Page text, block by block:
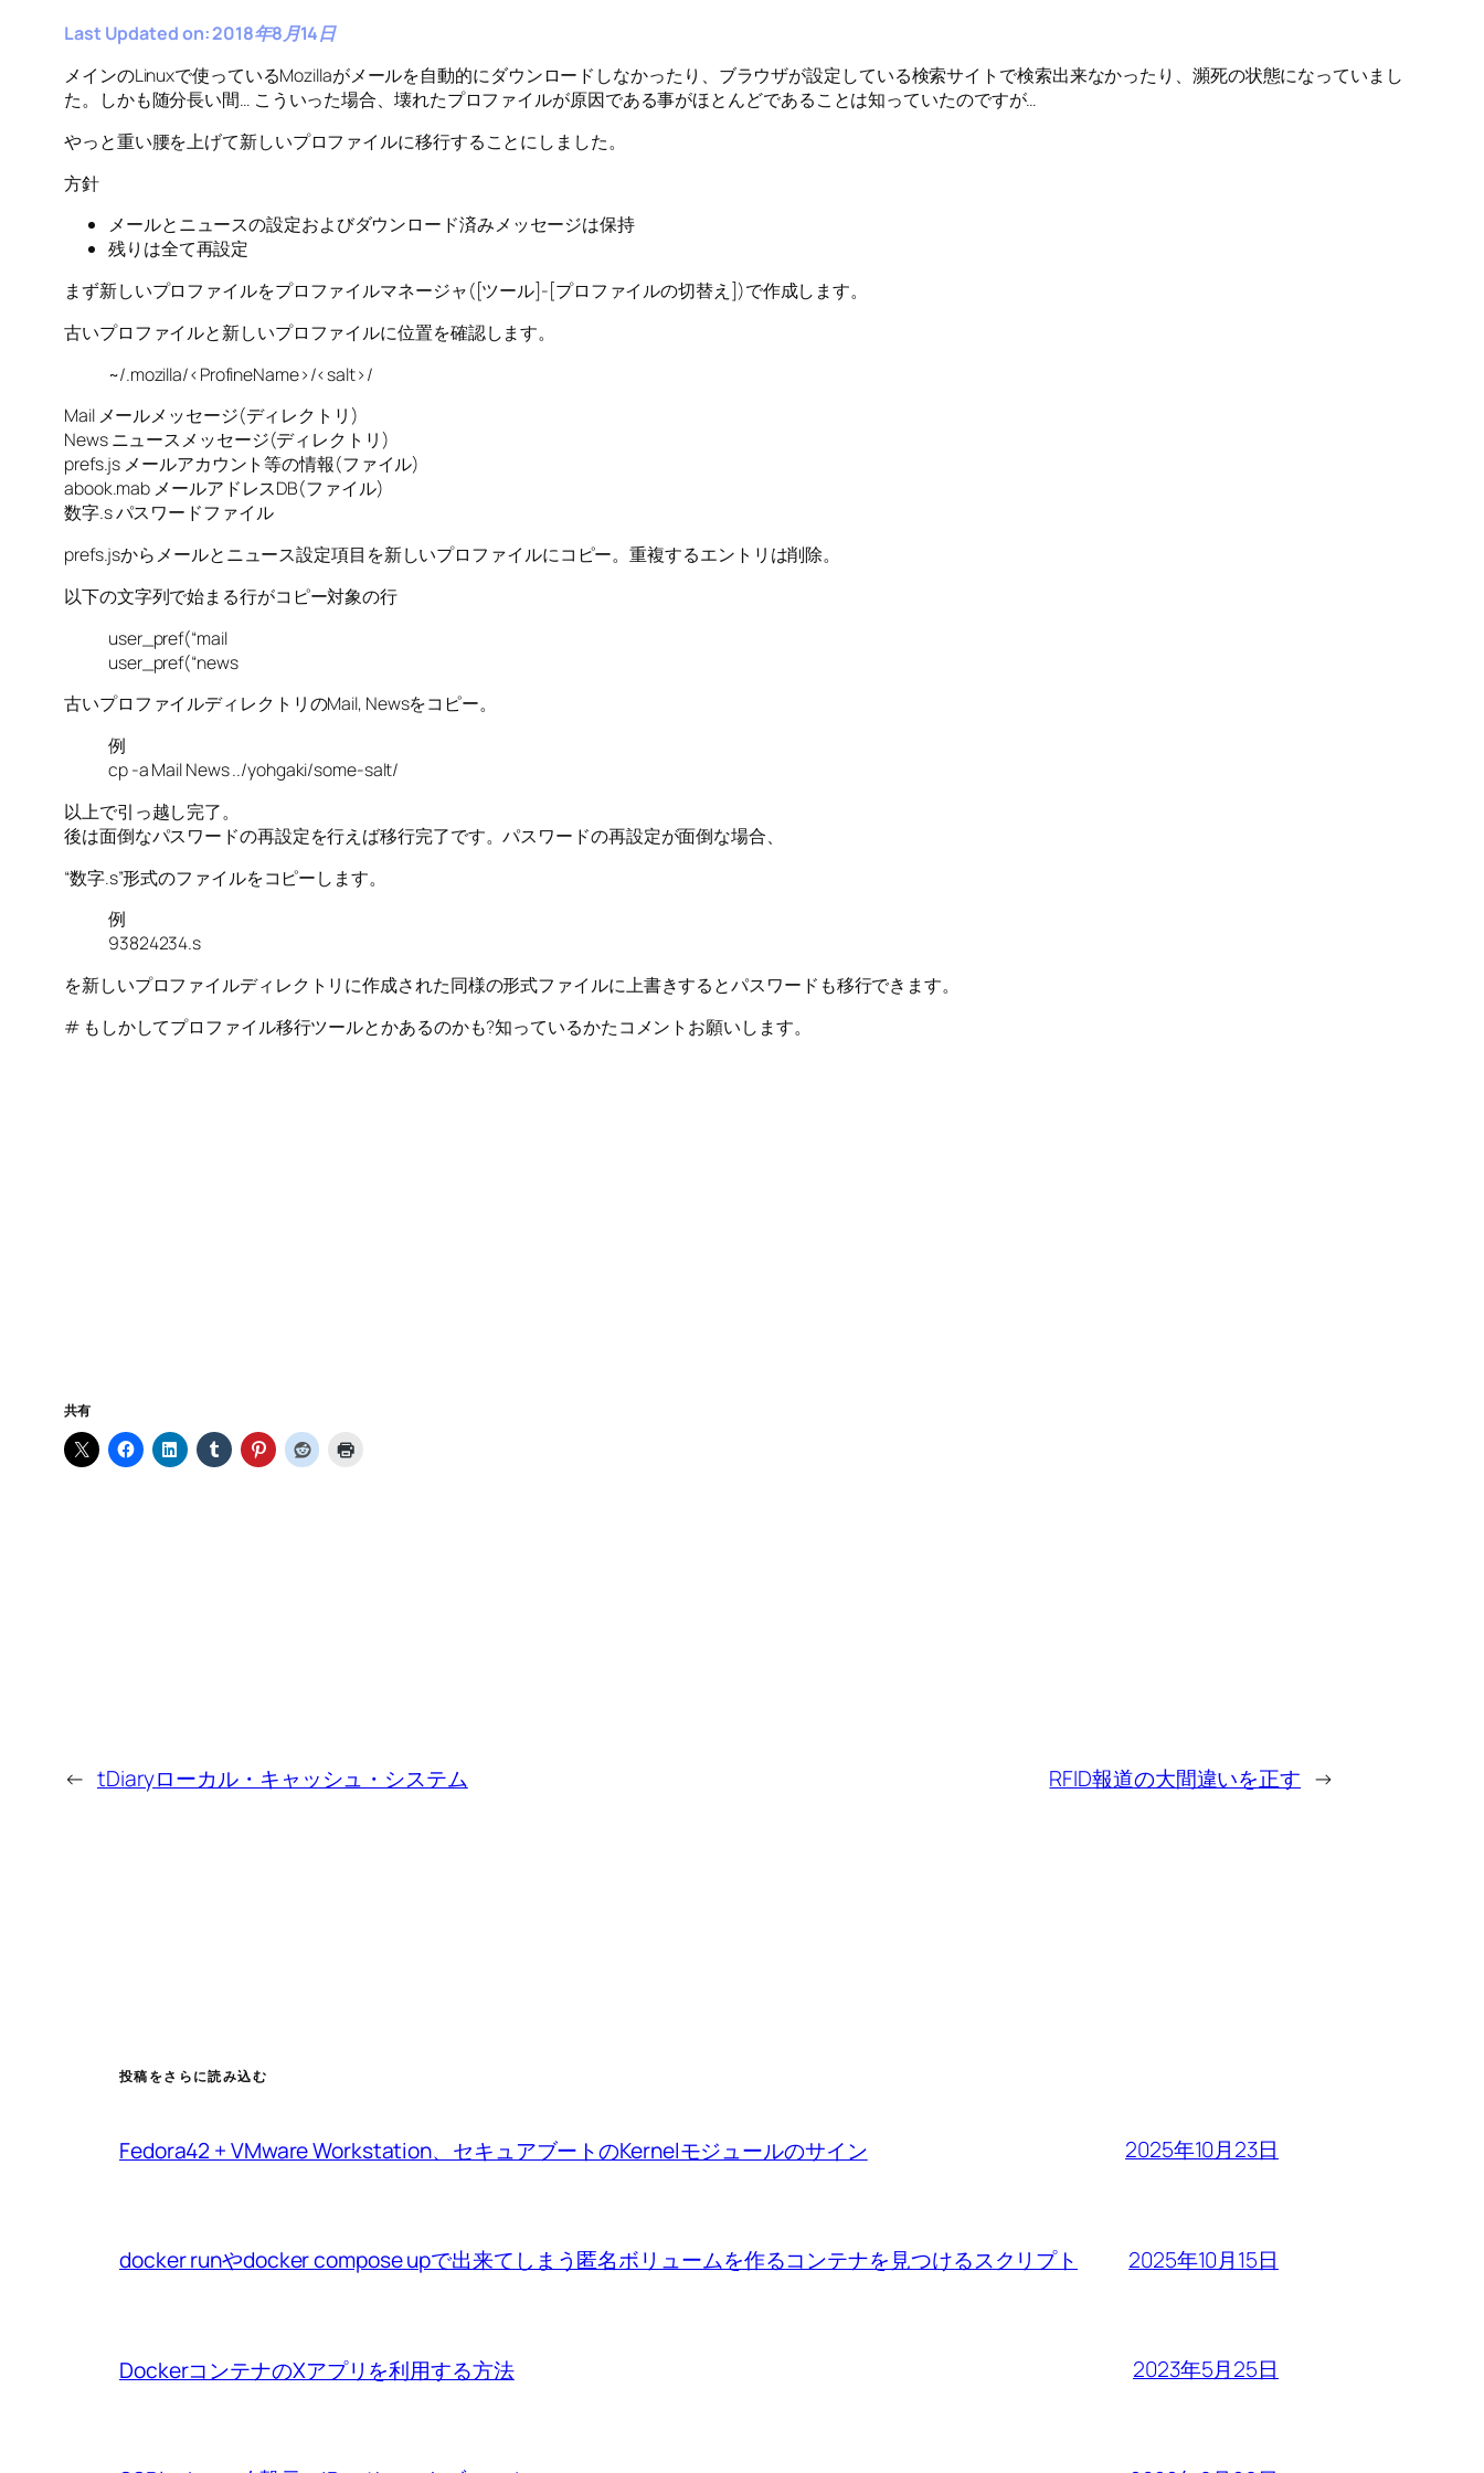
Last Updated on: 2018年8月14日
メインのLinuxで使っているMozillaがメールを自動的にダウンロードしなかったり、ブラウザが設定している検索サイトで検索出来なかったり、瀕死の状態になっていまし
た。しかも随分長い間… こういった場合、壊れたプロファイルが原因である事がほとんどであることは知っていたのですが…
やっと重い腰を上げて新しいプロファイルに移行することにしました。
方針
メールとニュースの設定およびダウンロード済みメッセージは保持
残りは全て再設定
まず新しいプロファイルをプロファイルマネージャ([ツール]-[プロファイルの切替え])で作成します。
古いプロファイルと新しいプロファイルに位置を確認します。
~/.mozilla/<ProfineName>/<salt>/
Mail メールメッセージ(ディレクトリ)
News ニュースメッセージ(ディレクトリ)
prefs.js メールアカウント等の情報(ファイル)
abook.mab メールアドレスDB(ファイル)
数字.s パスワードファイル
prefs.jsからメールとニュース設定項目を新しいプロファイルにコピー。重複するエントリは削除。
以下の文字列で始まる行がコピー対象の行
user_pref(“mail
user_pref(“news
古いプロファイルディレクトリのMail, Newsをコピー。
例
cp -a Mail News ../yohgaki/some-salt/
以上で引っ越し完了。
後は面倒なパスワードの再設定を行えば移行完了です。パスワードの再設定が面倒な場合、
“数字.s”形式のファイルをコピーします。
例
93824234.s
を新しいプロファイルディレクトリに作成された同様の形式ファイルに上書きするとパスワードも移行できます。
# もしかしてプロファイル移行ツールとかあるのかも?知っているかたコメントお願いします。
共有
← tDiaryローカル・キャッシュ・システム RFID報道の大間違いを正す →
投稿をさらに読み込む
Fedora42 + VMware Workstation、セキュアブートのKernelモジュールのサイン 2025年10月23日
docker runやdocker compose upで出来てしまう匿名ボリュームを作るコンテナを見つけるスクリプト 2025年10月15日
DockerコンテナのXアプリを利用する方法 2023年5月25日